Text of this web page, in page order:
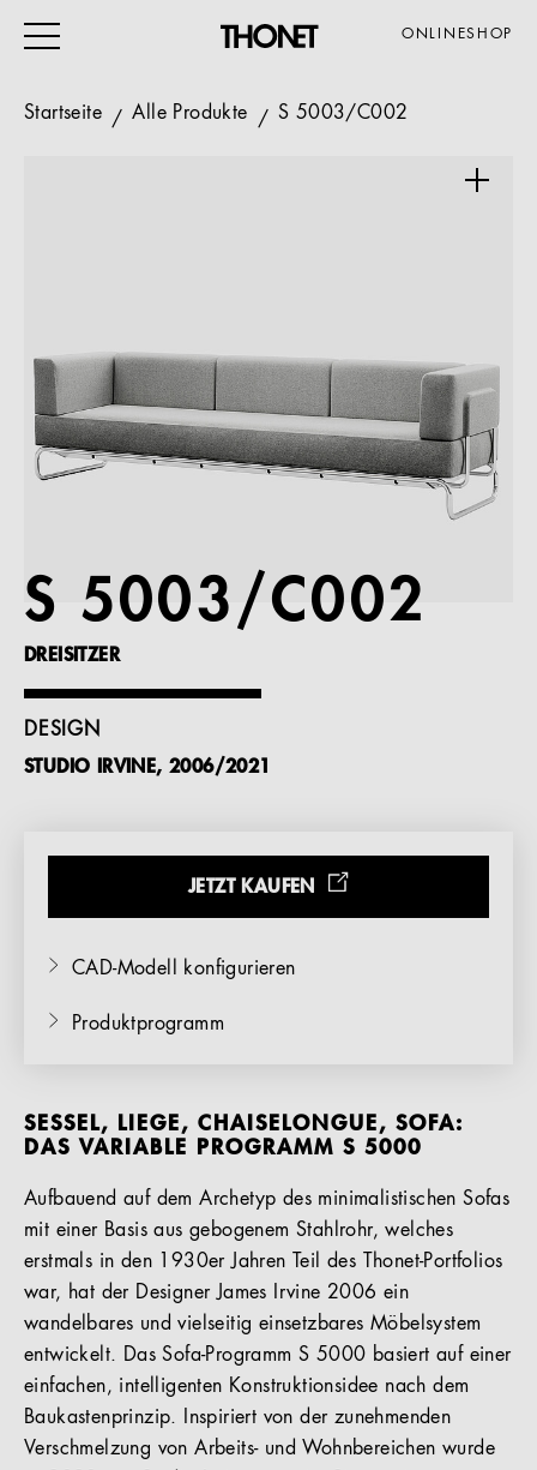
ONLINESHOP
ALLE PRODUKTE
Magazin
Referenzen
DE
Startseite Alle Produkte S 5003/C002
S 5003/C002
DREISITZER
DESIGN
STUDIO IRVINE, 2006/2021
JETZT KAUFEN
CAD-Modell konfigurieren
Produktprogramm
SESSEL, LIEGE, CHAISELONGUE, SOFA:
DAS VARIABLE PROGRAMM S 5000
Aufbauend auf dem Archetyp des minimalistischen Sofas
mit einer Basis aus gebogenem Stahlrohr, welches
erstmals in den 1930er Jahren Teil des Thonet-Portfolios
war, hat der Designer James Irvine 2006 ein
wandelbares und vielseitig einsetzbares Möbelsystem
entwickelt. Das Sofa-Programm S 5000 basiert auf einer
einfachen, intelligenten Konstruktionsidee nach dem
Baukastenprinzip. Inspiriert von der zunehmenden
Verschmelzung von Arbeits- und Wohnbereichen wurde